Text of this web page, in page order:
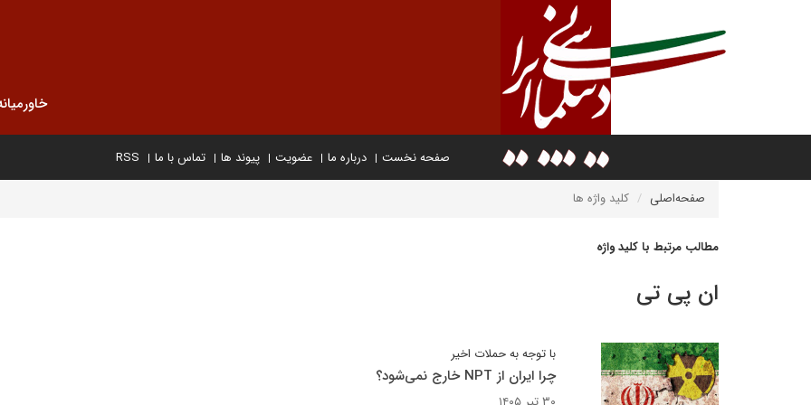
صفحه نخست درباره ما عضویت پیوند ها تماس با ما RSS
صفحه‌اصلی کلید واژه ها
مطالب مرتبط با کلید واژه
ان پی تی
با توجه به حملات اخیر
چرا ایران از NPT خارج نمی‌شود؟